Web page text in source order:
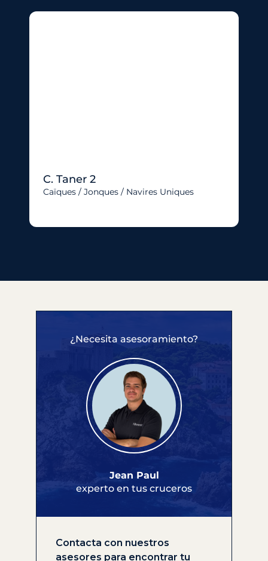
C. Taner 2
Caïques / Jonques / Navires Uniques
¿Necesita asesoramiento?
Jean Paul
experto en tus cruceros
Contacta con nuestros
asesores para encontrar tu